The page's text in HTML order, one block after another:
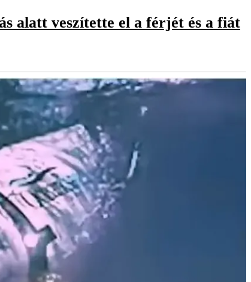
alatt veszítette el a férjét és a fiát